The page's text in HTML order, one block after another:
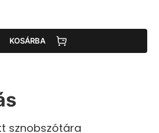
KOSÁRBA
sznobszótára